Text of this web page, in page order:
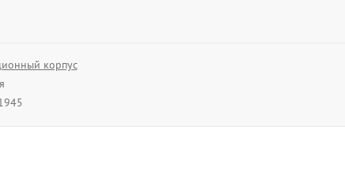
корпус